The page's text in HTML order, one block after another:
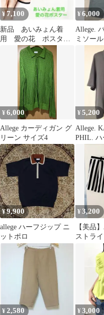
¥7,100
新品 あいみょん着
用 愛の花 ポスター
衣装 Allege タンクト
¥6,000
Allege.
ミソー
¥6,000
Allege カーディガン グ
リーン サイズ4
¥5,200
Allege.
PHIL. ハ
¥9,900
allege ハーフジップ ニ
ットポロ
¥3,200
【美品
ストラ
ンツ
¥2,580 ¥3,000